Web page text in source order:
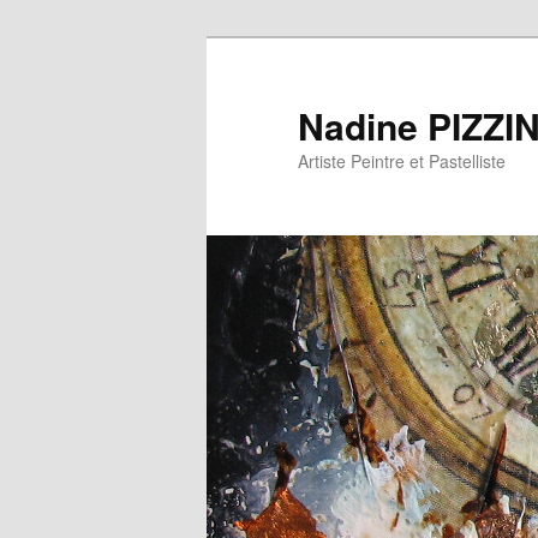
Nadine
Artiste Peintre et Pastelliste